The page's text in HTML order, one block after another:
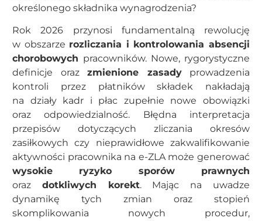
określonego składnika wynagrodzenia?
Rok 2026 przynosi fundamentalną rewolucję
w obszarze rozliczania i kontrolowania absencji
chorobowych pracowników. Nowe, rygorystyczne
definicje oraz zmienione zasadyprowadzenia
kontroli przez płatników składek nakładają
na działy kadr i płac zupełnie nowe obowiązki
oraz odpowiedzialność. Błędna interpretacja
przepisów dotyczących zliczania okresów
zasiłkowych czy nieprawidłowe zakwalifikowanie
aktywności pracownika na e-ZLA może generować
wysokie ryzyko sporów prawnych
oraz dotkliwych korekt. Mając na uwadze
dynamikę tych zmian oraz stopień
skomplikowania nowych procedur,